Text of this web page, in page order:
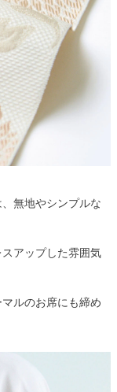
無地やシンプルな
アップした雰囲気
ルのお席にも締め